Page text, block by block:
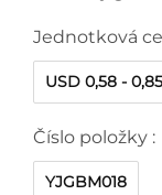
Jednotková
USD 0,58 - 0,85
Číslo položky :
YJGBM018